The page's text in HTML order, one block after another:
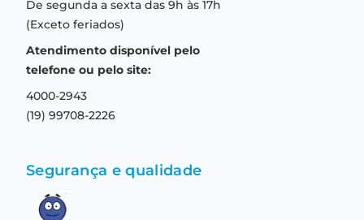
Formas de pagamento
Aviso de privacidade
Termos e condições de uso
Troca e devolução
Central de relacionamento
De segunda a sexta das 9h às 17h
(Exceto feriados)
Atendimento disponível pelo
telefone ou pelo site:
4000-2943
(19) 99708-2226
Segurança e qualidade